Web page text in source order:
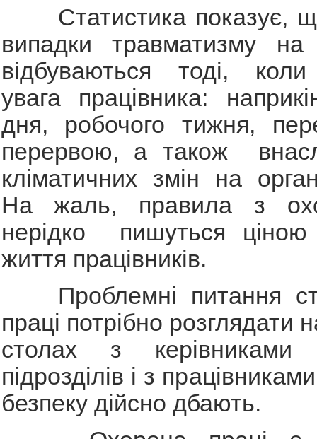
Статистика показує,
випадки травматизму на
відбуваються тоді,
увага працівника:
дня, робочого тижня,
перервою, а також
кліматичних змін на
На жаль, правила з
нерідко пишуться
життя працівників.
Проблемні питання
праці потрібно розглядати
столах з керівниками
підрозділів і з
безпеку дійсно дбають.